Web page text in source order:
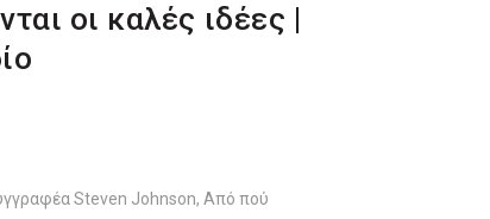
οι καλές ιδέες |
Steven Johnson, Από πού